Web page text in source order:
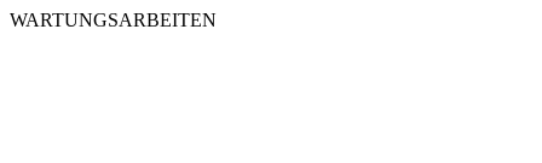
WARTUNGSARBEITEN